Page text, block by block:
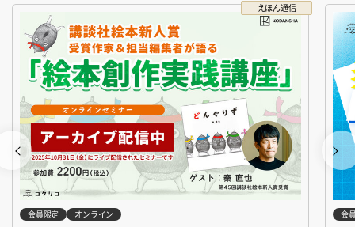
えほん通信
会員限定 オンライン 会